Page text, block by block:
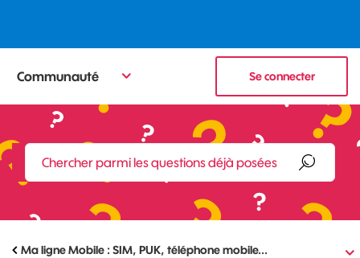
Communauté Se connecter
Ma ligne Mobile : SIM, PUK, téléphone mobile...